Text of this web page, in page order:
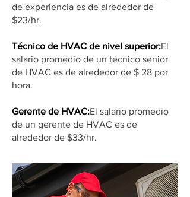
de experiencia es de alrededor de
$23/hr.
Técnico de HVAC de nivel superior:El
salario promedio de un técnico senior
de HVAC es de alrededor de $ 28 por
hora.
Gerente de HVAC:El salario promedio
de un gerente de HVAC es de
alrededor de $33/hr.